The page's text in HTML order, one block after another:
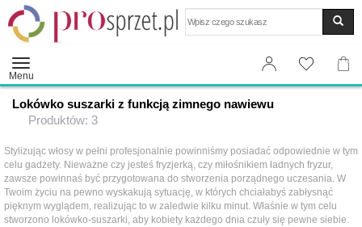
Menu
Lokówko suszarki z funkcją zimnego nawiewu
Produktów: 3
Stylizując włosy w pełni profesjonalnie powinniśmy posiadać odpowiednie w tym
celu gadżety. Nieważne czy jesteś fryzjerką, czy miłośnikiem ładnych fryzur,
zawsze powinnaś być przygotowana do stworzenia porządnego uczesania. W
Twoim życiu na pewno wyskakują sytuację, w których chciałabyś zabłysnąć
pięknym wyglądem, realizując to w zaledwie kilku minut. Właśnie w tym celu
stworzono lokówko-suszarki, aby kobiety każdego dnia czuły się pewne siebie.